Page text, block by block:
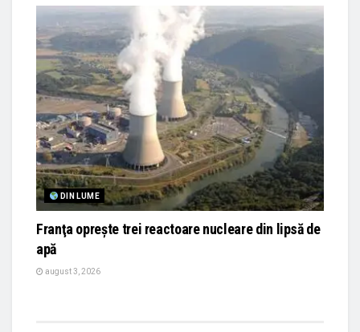
DIN LUME
Franţa opreşte trei reactoare nucleare din lipsă de
apă
august 3, 2026